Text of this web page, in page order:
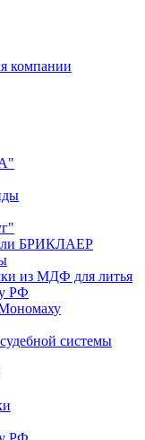
компании
БРИКЛАЕР
из МДФ для литья
РФ
системы